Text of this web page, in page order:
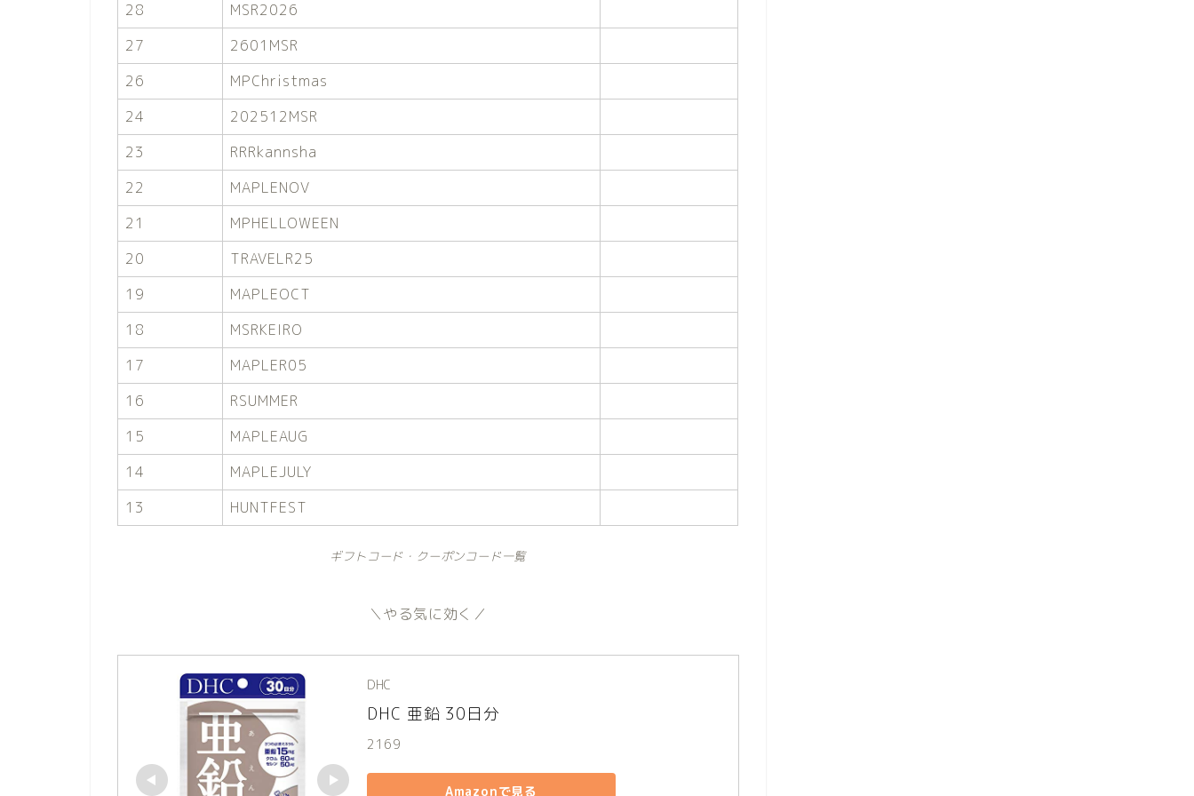
28
MSR2026
27
2601MSR
26
MPChristmas
24
202512MSR
23
RRRkannsha
22
MAPLENOV
21
MPHELLOWEEN
20
TRAVELR25
19
MAPLEOCT
18
MSRKEIRO
17
MAPLER05
16
RSUMMER
15
MAPLEAUG
14
MAPLEJULY
13
HUNTFEST
ギフトコード・クーポンコード一覧
＼やる気に効く／
DHC
DHC 亜鉛 30日分
2169
Amazonで見る